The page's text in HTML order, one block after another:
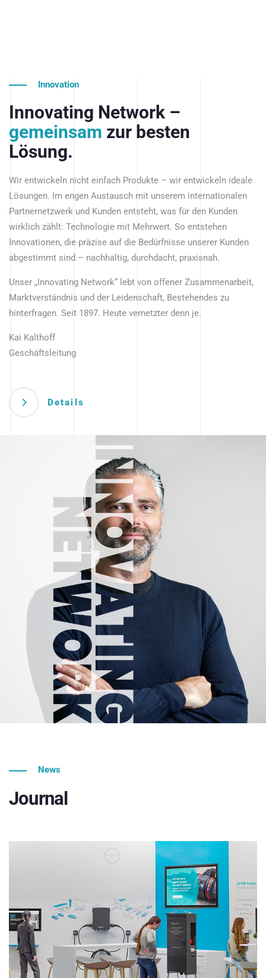
Innovation
Innovating Network –
gemeinsam zur besten
Lösung.
Wir entwickeln nicht einfach Produkte – wir entwickeln ideale
Lösungen. Im engen Austausch mit unserem internationalen
Partnernetzwerk und Kunden entsteht, was für den Kunden
wirklich zählt: Technologie mit Mehrwert. So entstehen
Innovationen, die präzise auf die Bedürfnisse unserer Kunden
abgestimmt sind – nachhaltig, durchdacht, praxisnah.
Unser „Innovating Network“ lebt von offener Zusammenarbeit,
Marktverständnis und der Leidenschaft, Bestehendes zu
hinterfragen. Seit 1897. Heute vernetzter denn je.
Kai Kalthoff
Geschäftsleitung
Details
News
Journal